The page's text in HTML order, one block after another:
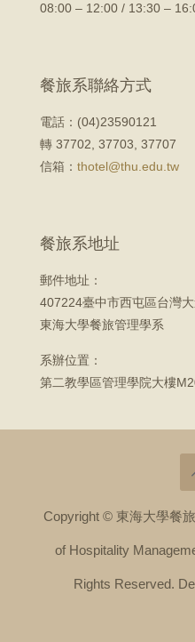
08:00 – 12:00 / 13:30 –
餐旅系聯絡方式
電話：(04)23590121
轉 37702, 37703, 37707
信箱： thotel@thu.edu.tw
餐旅系地址
郵件地址：
407224臺中市西屯區台灣
東海大學餐旅管理學系
系辦位置：
第二教學區管理學院大樓
Copyright © 東海大學餐
of Hospitality
Rights Reserved.